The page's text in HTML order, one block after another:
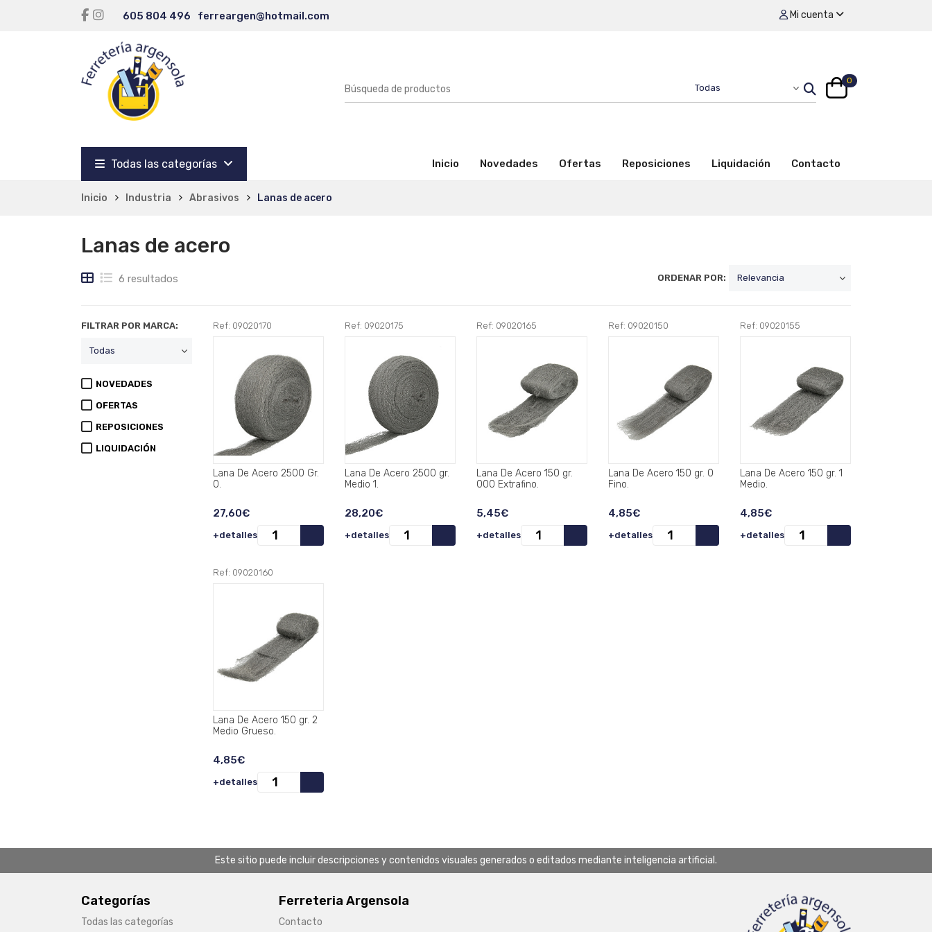
605 804 496 ferreargen@hotmail.com Mi cuenta
0
Todas las categorías Inicio (activo)Novedades Ofertas Reposiciones Liquidación Contacto
Inicio Industria Abrasivos Lanas de acero
Lanas de acero
6 resultados ORDENAR POR:
FILTRAR POR MARCA:
NOVEDADES
OFERTAS
REPOSICIONES
LIQUIDACIÓN
Ref: 09020170
Lana De Acero 2500 Gr.
0.
27,60€
+detalles
Ref: 09020175
Lana De Acero 2500 gr.
Medio 1.
28,20€
+detalles
Ref: 09020165
Lana De Acero 150 gr.
000 Extrafino.
5,45€
+detalles
Ref: 09020150
Lana De Acero 150 gr. 0
Fino.
4,85€
+detalles
Ref: 09020155
Lana De Acero 150 gr. 1
Medio.
4,85€
+detalles
Ref: 09020160
Lana De Acero 150 gr. 2
Medio Grueso.
4,85€
+detalles
Este sitio puede incluir descripciones y contenidos visuales generados o editados mediante inteligencia artificial.
Categorías
Todas las categorías
Ferreteria Argensola
Contacto